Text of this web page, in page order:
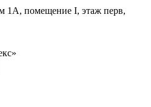
1А, помещение I, этаж перв,